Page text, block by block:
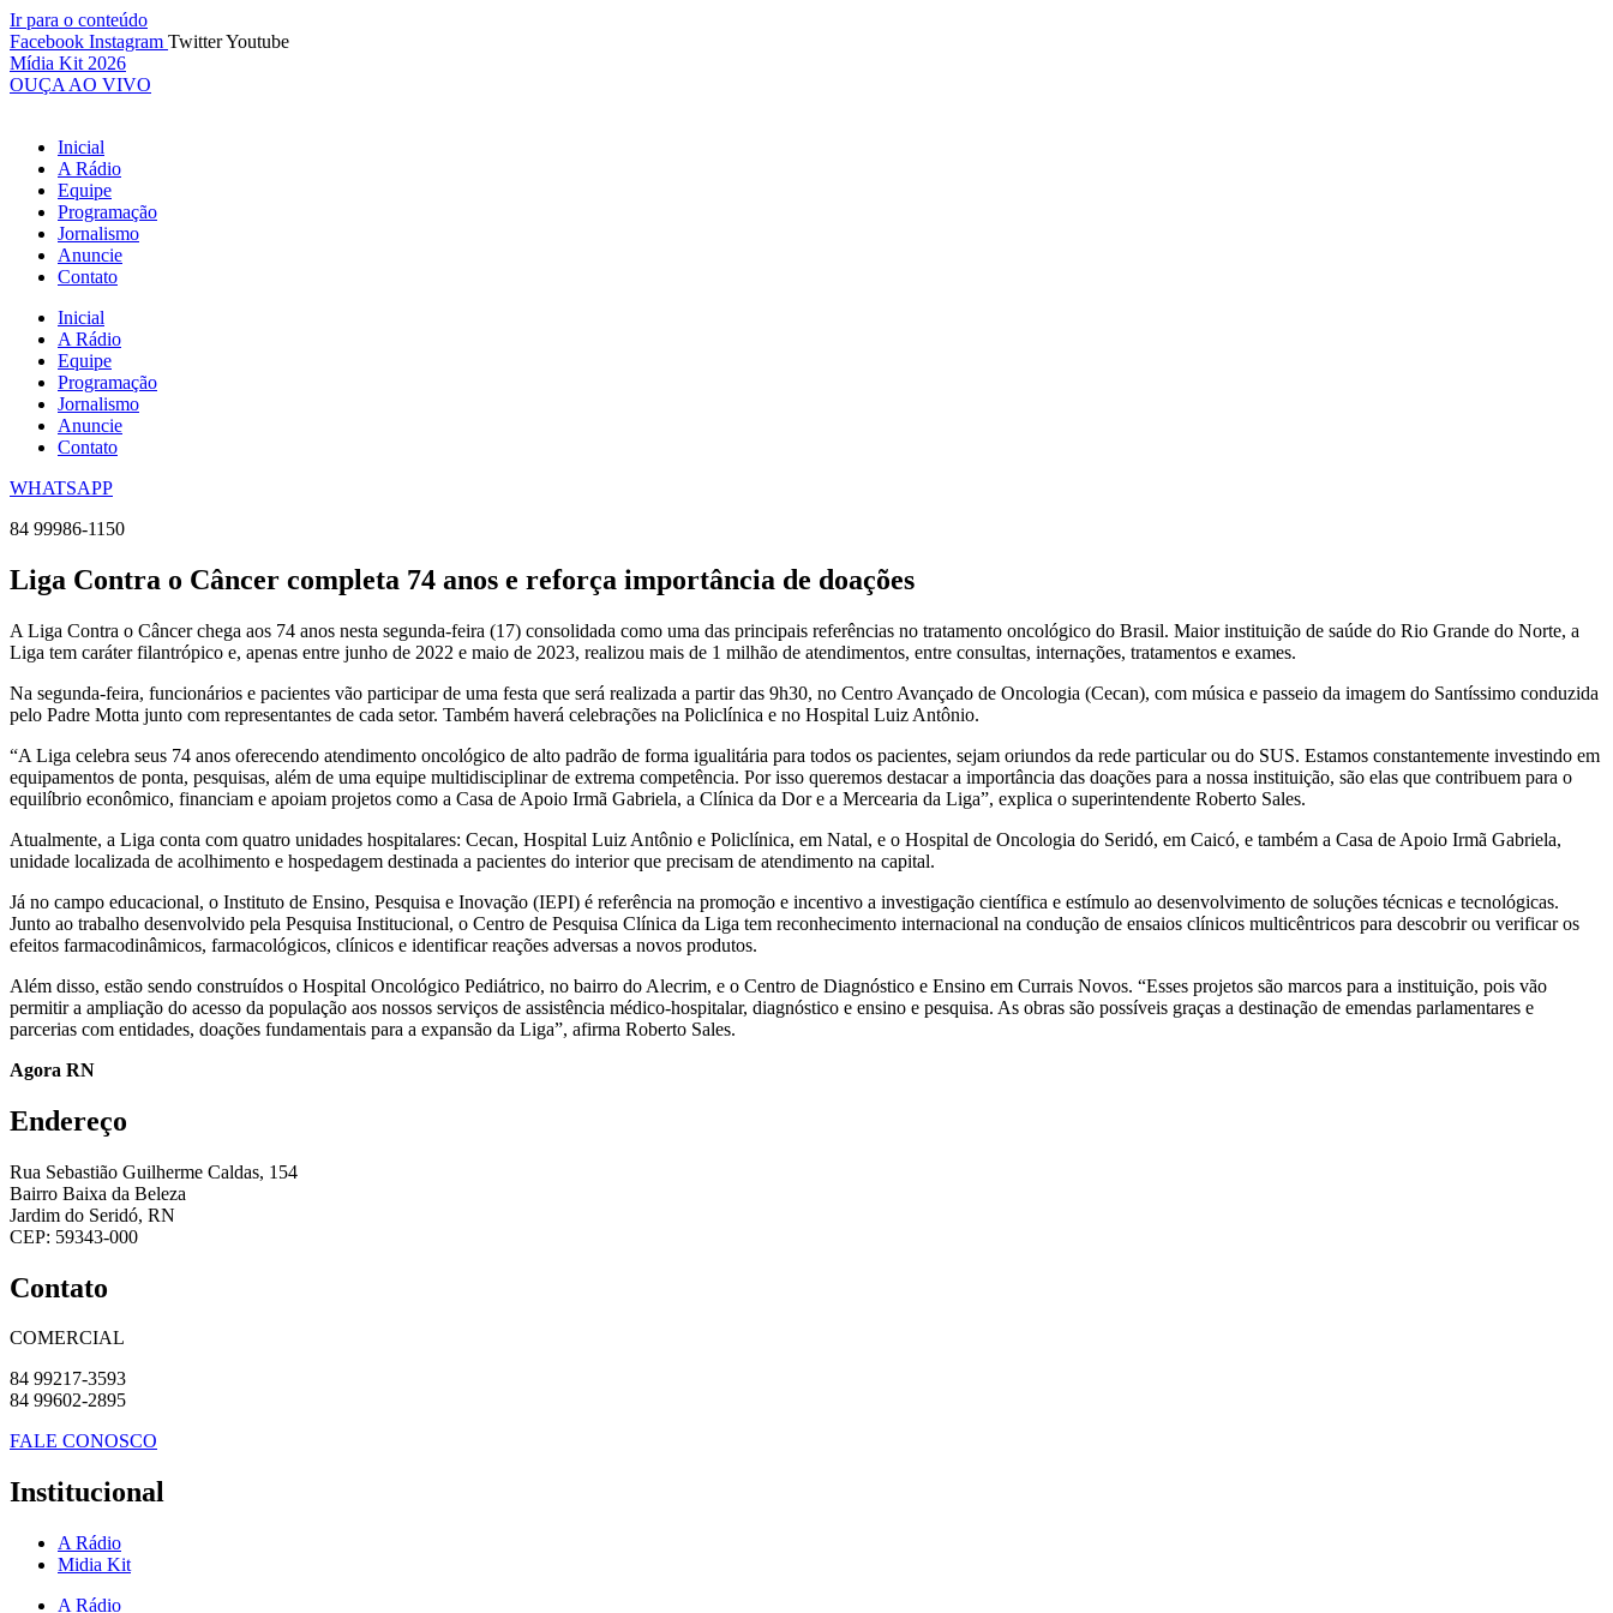
Ir para o conteúdo
Facebook Instagram TwitterYoutube
Mídia Kit 2026
OUÇA AO VIVO
Inicial
A Rádio
Equipe
Programação
Jornalismo
Anuncie
Contato
Inicial
A Rádio
Equipe
Programação
Jornalismo
Anuncie
Contato
WHATSAPP
84 99986-1150
Liga Contra o Câncer completa 74 anos e reforça importância de doações
A Liga Contra o Câncer chega aos 74 anos nesta segunda-feira (17) consolidada como uma das principais referências no tratamento oncológico do Brasil. Maior instituição de saúde do Rio Grande do Norte, a
Liga tem caráter filantrópico e, apenas entre junho de 2022 e maio de 2023, realizou mais de 1 milhão de atendimentos, entre consultas, internações, tratamentos e exames.
Na segunda-feira, funcionários e pacientes vão participar de uma festa que será realizada a partir das 9h30, no Centro Avançado de Oncologia (Cecan), com música e passeio da imagem do Santíssimo conduzida
pelo Padre Motta junto com representantes de cada setor. Também haverá celebrações na Policlínica e no Hospital Luiz Antônio.
“A Liga celebra seus 74 anos oferecendo atendimento oncológico de alto padrão de forma igualitária para todos os pacientes, sejam oriundos da rede particular ou do SUS. Estamos constantemente investindo em
equipamentos de ponta, pesquisas, além de uma equipe multidisciplinar de extrema competência. Por isso queremos destacar a importância das doações para a nossa instituição, são elas que contribuem para o
equilíbrio econômico, financiam e apoiam projetos como a Casa de Apoio Irmã Gabriela, a Clínica da Dor e a Mercearia da Liga”, explica o superintendente Roberto Sales.
Atualmente, a Liga conta com quatro unidades hospitalares: Cecan, Hospital Luiz Antônio e Policlínica, em Natal, e o Hospital de Oncologia do Seridó, em Caicó, e também a Casa de Apoio Irmã Gabriela,
unidade localizada de acolhimento e hospedagem destinada a pacientes do interior que precisam de atendimento na capital.
Já no campo educacional, o Instituto de Ensino, Pesquisa e Inovação (IEPI) é referência na promoção e incentivo a investigação científica e estímulo ao desenvolvimento de soluções técnicas e tecnológicas.
Junto ao trabalho desenvolvido pela Pesquisa Institucional, o Centro de Pesquisa Clínica da Liga tem reconhecimento internacional na condução de ensaios clínicos multicêntricos para descobrir ou verificar os
efeitos farmacodinâmicos, farmacológicos, clínicos e identificar reações adversas a novos produtos.
Além disso, estão sendo construídos o Hospital Oncológico Pediátrico, no bairro do Alecrim, e o Centro de Diagnóstico e Ensino em Currais Novos. “Esses projetos são marcos para a instituição, pois vão
permitir a ampliação do acesso da população aos nossos serviços de assistência médico-hospitalar, diagnóstico e ensino e pesquisa. As obras são possíveis graças a destinação de emendas parlamentares e
parcerias com entidades, doações fundamentais para a expansão da Liga”, afirma Roberto Sales.
Agora RN
Endereço
Rua Sebastião Guilherme Caldas, 154
Bairro Baixa da Beleza
Jardim do Seridó, RN
CEP: 59343-000
Contato
COMERCIAL
84 99217-3593
84 99602-2895
FALE CONOSCO
Institucional
A Rádio
Midia Kit
A Rádio